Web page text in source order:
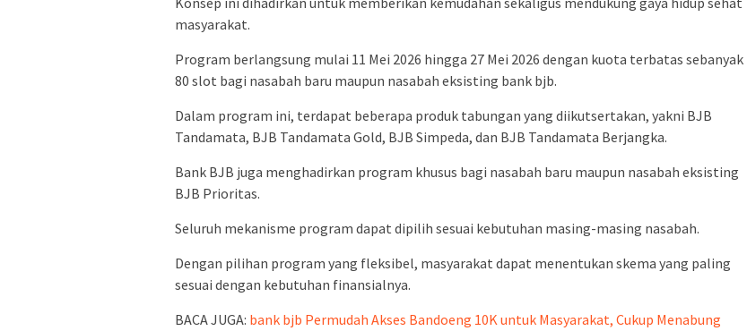
masyarakat.
Program berlangsung mulai 11 Mei 2026 hingga 27 Mei 2026 dengan kuota terbatas sebanyak
80 slot bagi nasabah baru maupun nasabah eksisting bank bjb.
Dalam program ini, terdapat beberapa produk tabungan yang diikutsertakan, yakni BJB
Tandamata, BJB Tandamata Gold, BJB Simpeda, dan BJB Tandamata Berjangka.
Bank BJB juga menghadirkan program khusus bagi nasabah baru maupun nasabah eksisting
BJB Prioritas.
Seluruh mekanisme program dapat dipilih sesuai kebutuhan masing-masing nasabah.
Dengan pilihan program yang fleksibel, masyarakat dapat menentukan skema yang paling
sesuai dengan kebutuhan finansialnya.
BACA JUGA: bank bjb Permudah Akses Bandoeng 10K untuk Masyarakat, Cukup Menabung